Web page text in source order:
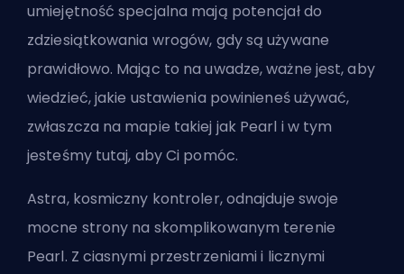
umiejętność specjalna mają potencjał do
zdziesiątkowania wrogów, gdy są używane
prawidłowo. Mając to na uwadze, ważne jest, aby
wiedzieć, jakie ustawienia powinieneś używać,
zwłaszcza na mapie takiej jak Pearl i w tym
jesteśmy tutaj, aby Ci pomóc.
Astra, kosmiczny kontroler, odnajduje swoje
mocne strony na skomplikowanym terenie
Pearl. Z ciasnymi przestrzeniami i licznymi